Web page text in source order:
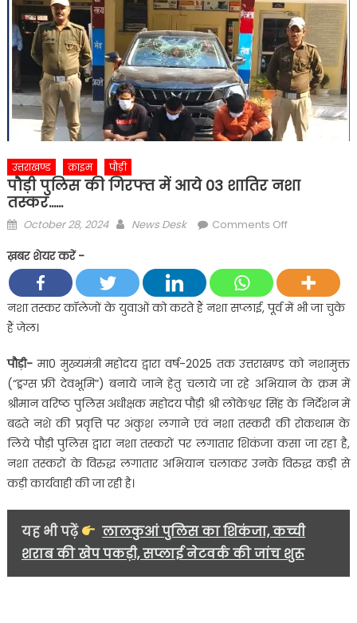
उत्तराखण्ड क्राइम पौड़ी
पौड़ी पुलिस की गिरफ्त में आये 03 शातिर नशा
तस्कर……
Posted
October 28, 2024 Author
News Desk Comments Offon
गिरफ्त
में
शातिर
नशा
तस्कर……
ख़बर शेयर करें -
नशा तस्कर कॉलेजों के युवाओं को करते हैं नशा सप्लाई, पूर्व में भी जा चुके
हैं जेल।
पौड़ी-मा0 मुख्यमंत्री महोदय द्वारा वर्ष-2025 तक उत्तराखण्ड को नशामुक्त
(“ड्रग्स फ्री देवभूमि”) बनाये जाने हेतु चलाये जा रहे अभियान के क्रम में
श्रीमान वरिष्ठ पुलिस अधीक्षक महोदय पौड़ी श्री लोकेश्वर सिंह के निर्देशन में
बढते नशे की प्रवृत्ति पर अंकुश लगाने एवं नशा तस्करी की रोकथाम के
लिये पौड़ी पुलिस द्वारा नशा तस्करों पर लगातार शिकंजा कसा जा रहा है,
नशा तस्करों के विरुद्ध लगातार अभियान चलाकर उनके विरुद्ध कड़ी से
कड़ी कार्यवाही की जा रही है।
यह भी पढ़ें
लालकुआं पुलिस का शिकंजा, कच्ची
शराब की खेप पकड़ी, सप्लाई नेटवर्क की जांच शुरू